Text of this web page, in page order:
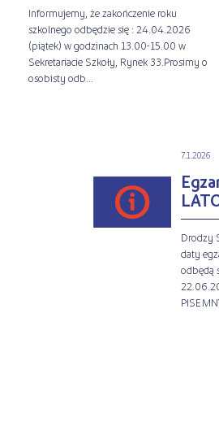
Informujemy, że zakończenie roku
szkolnego odbędzie się : 24.04.2026
(piątek) w godzinach 13.00-15.00 w
Sekretariacie Szkoły, Rynek 33.Prosimy o
osobisty odb...
7.1.2026
Drodzy
daty
odbędą